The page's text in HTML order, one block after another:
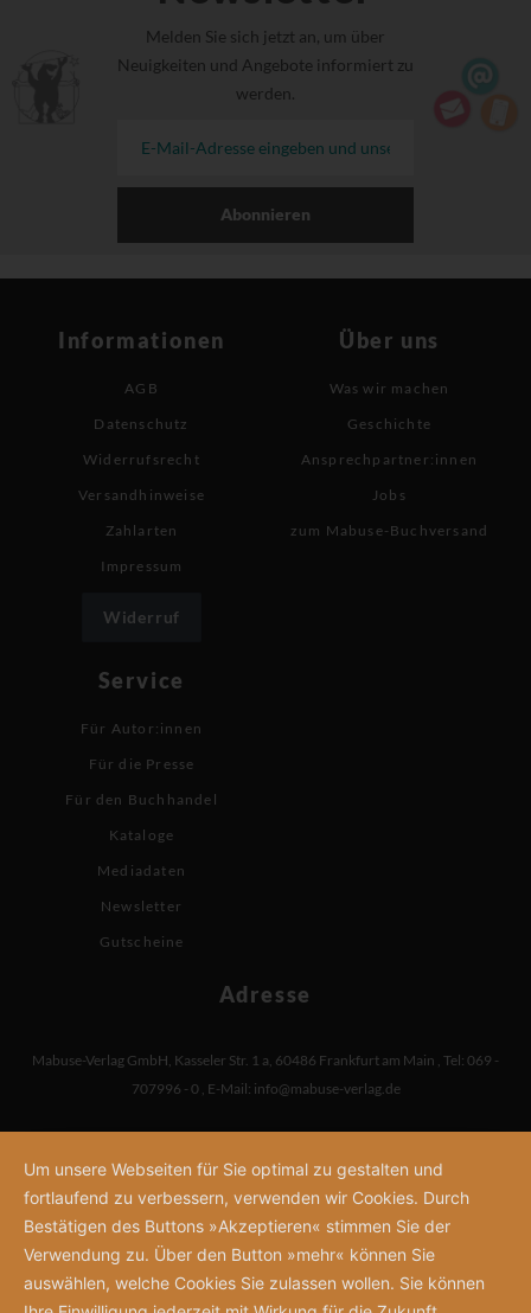
Melden Sie sich jetzt an, um über
Neuigkeiten und Angebote informiert zu
werden.
Abonnieren
Informationen
AGB
Datenschutz
Widerrufsrecht
Versandhinweise
Zahlarten
Impressum
Widerruf
Über uns
Was wir machen
Geschichte
Ansprechpartner:innen
Jobs
zum Mabuse-Buchversand
Service
Für Autor:innen
Für die Presse
Für den Buchhandel
Kataloge
Mediadaten
Newsletter
Gutscheine
Adresse
Mabuse-Verlag GmbH, Kasseler Str. 1 a, 60486 Frankfurt am Main , Tel: 069 -
707996 - 0 , E-Mail: info@mabuse-verlag.de
Um unsere Webseiten für Sie optimal zu gestalten und
fortlaufend zu verbessern, verwenden wir Cookies. Durch
Bestätigen des Buttons »Akzeptieren« stimmen Sie der
Verwendung zu. Über den Button »mehr« können Sie
auswählen, welche Cookies Sie zulassen wollen. Sie können